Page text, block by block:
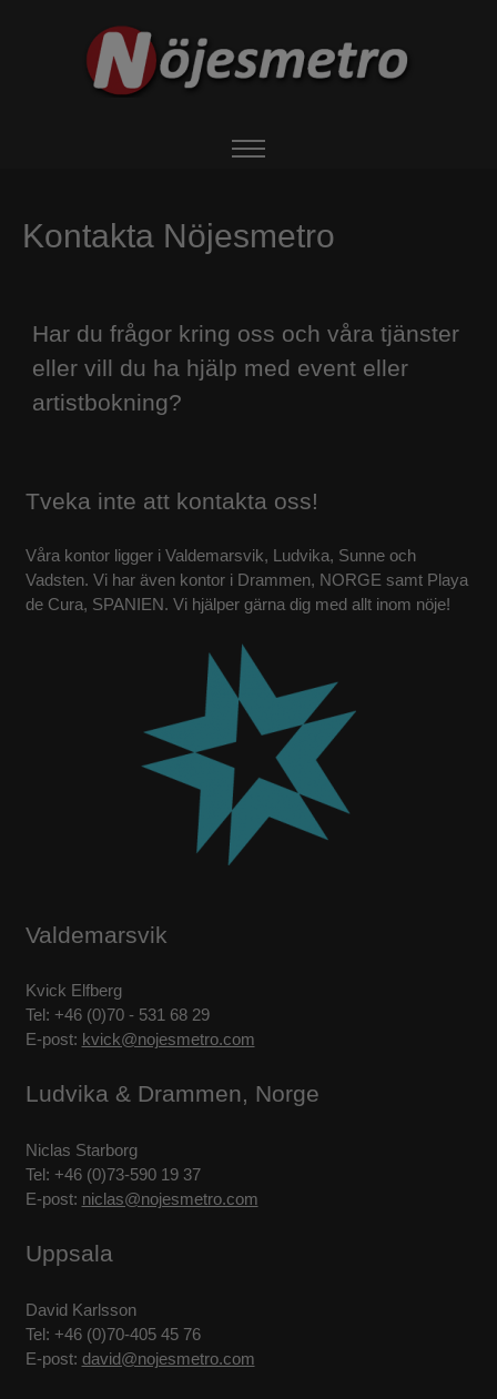
EVENTS
BOKA ARTIST
Kontakta Nöjesmetro
Har du frågor kring oss och våra tjänster
eller vill du ha hjälp med event eller
artistbokning?
Tveka inte att kontakta oss!
Våra kontor ligger i Valdemarsvik, Ludvika, Sunne och
Vadsten. Vi har även kontor i Drammen, NORGE samt Playa
de Cura, SPANIEN. Vi hjälper gärna dig med allt inom nöje!
Valdemarsvik
Kvick Elfberg
Tel: +46 (0)70 - 531 68 29
E-post: kvick@nojesmetro.com
Ludvika & Drammen, Norge
Niclas Starborg
Tel: +46 (0)73-590 19 37
E-post: niclas@nojesmetro.com
Uppsala
David Karlsson
Tel: +46 (0)70-405 45 76
E-post: david@nojesmetro.com